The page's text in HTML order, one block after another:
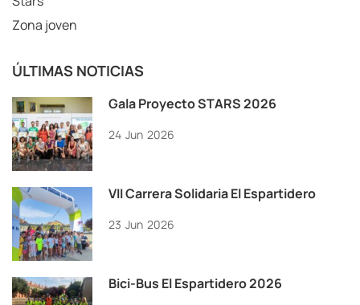
Zona joven
ÚLTIMAS NOTICIAS
Gala Proyecto STARS 2026
24 Jun 2026
VII Carrera Solidaria El Espartidero
23 Jun 2026
Bici-Bus El Espartidero 2026